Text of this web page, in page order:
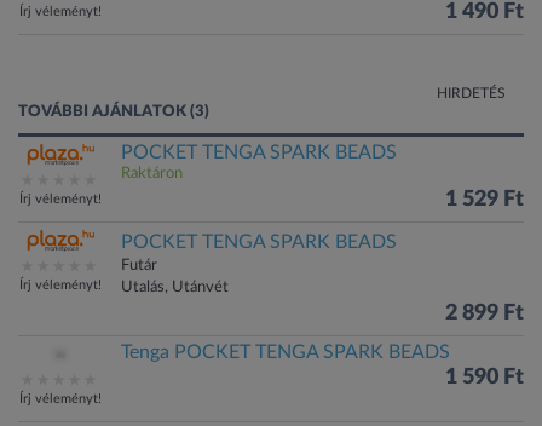
Írj véleményt! 1 490 Ft
HIRDETÉS
TOVÁBBI AJÁNLATOK (3)
Írj véleményt!
POCKET TENGA SPARK BEADS
Raktáron
1 529 Ft
Írj véleményt!
POCKET TENGA SPARK BEADS
Futár
Utalás, Utánvét
2 899 Ft
Írj véleményt!
Tenga POCKET TENGA SPARK BEADS
1 590 Ft